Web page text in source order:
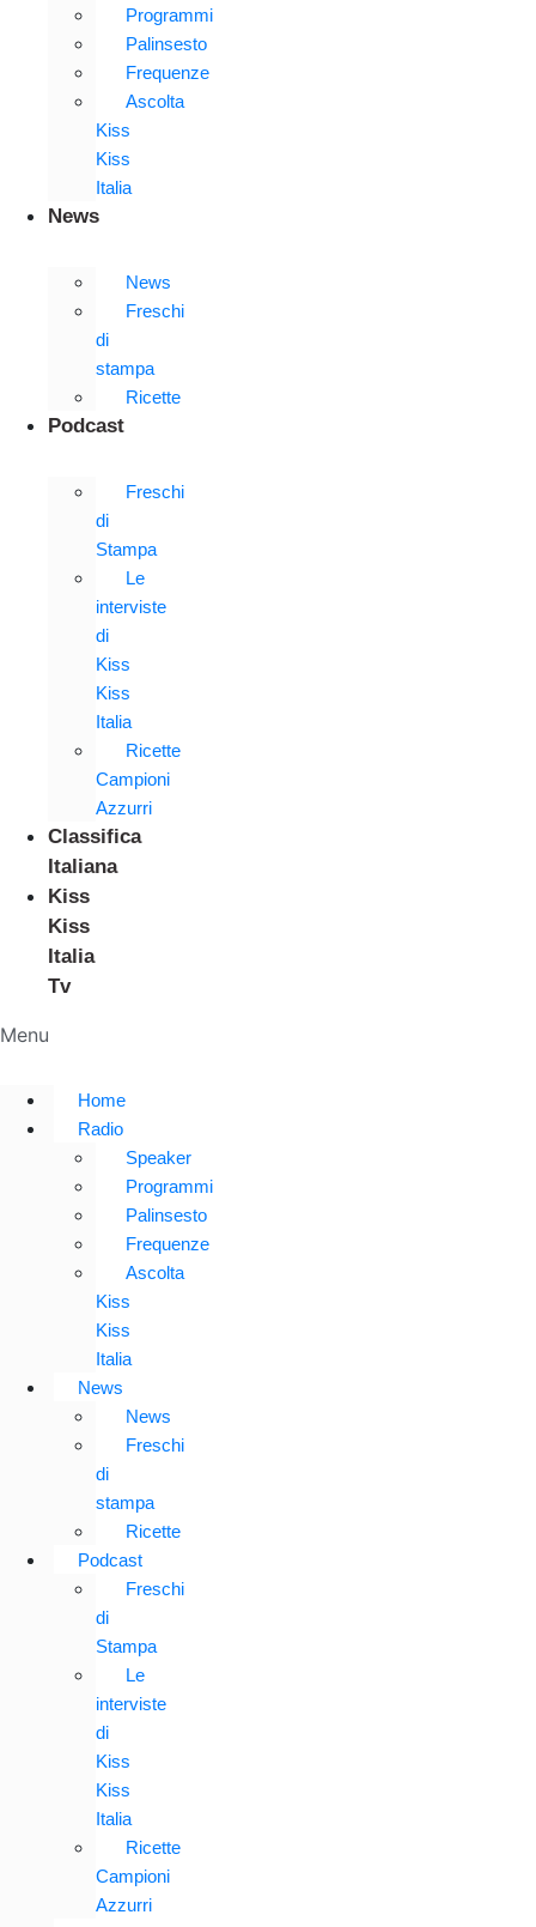
Programmi
Palinsesto
Frequenze
Ascolta
Kiss
Kiss
Italia
News
News
Freschi
di
stampa
Ricette
Podcast
Freschi
di
Stampa
Le
interviste
di
Kiss
Kiss
Italia
Ricette
Campioni
Azzurri
Classifica
Italiana
Kiss
Kiss
Italia
Tv
Menu
Home
Radio
Speaker
Programmi
Palinsesto
Frequenze
Ascolta
Kiss
Kiss
Italia
News
News
Freschi
di
stampa
Ricette
Podcast
Freschi
di
Stampa
Le
interviste
di
Kiss
Kiss
Italia
Ricette
Campioni
Azzurri